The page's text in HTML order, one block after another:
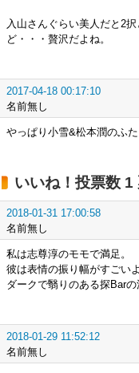
入山さんぐらい美人だと2
ど・・・贅沢だよね。
2017-04-18 00:17:10
名前無し
やっぱり小雪&松本潤のふ
いいね！投票数 1
2018-01-31 17:00:58
名前無し
私は志尊淳のモモで満足。
彼は表情の振り幅がすごいよ
ダークで翳りのある探Barの
2018-01-29 11:52:12
名前無し